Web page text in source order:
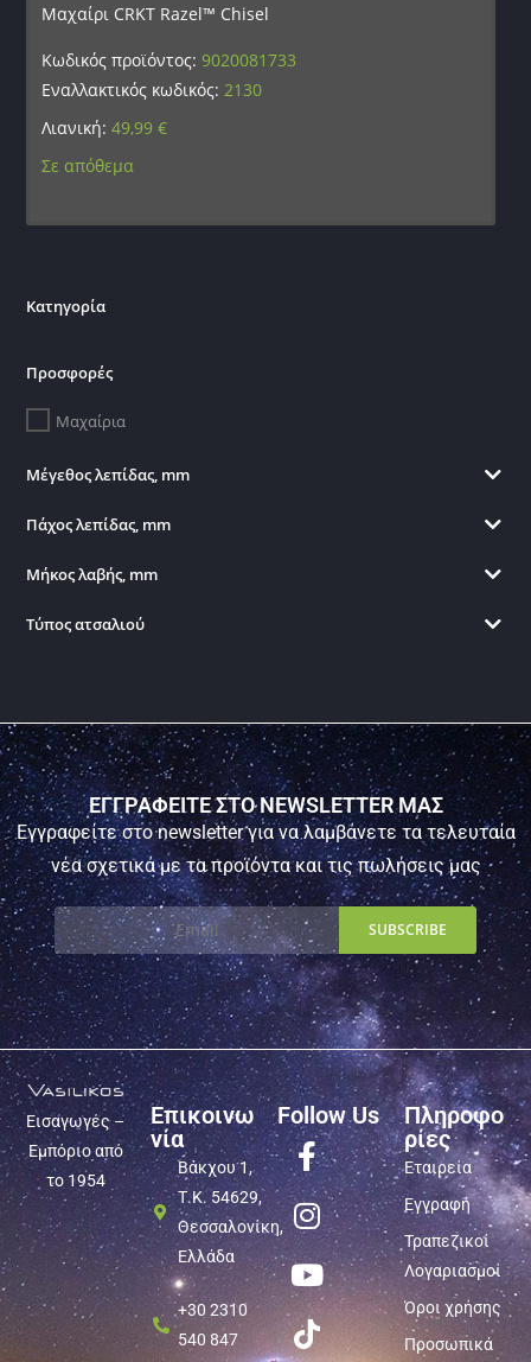
Μαχαίρι CRKT Razel™ Chisel
Κωδικός προϊόντος:9020081733
Εναλλακτικός κωδικός: 2130
Λιανική:49,99€
Σε απόθεμα
Κατηγορία
Προσφορές
Μαχαίρια
Μέγεθος λεπίδας, mm
Πάχος λεπίδας, mm
Μήκος λαβής, mm
Τύπος ατσαλιού
ΕΓΓΡΑΦΕΙΤΕ ΣΤΟ NEWSLETTER ΜΑΣ
Εγγραφείτε στο newsletter για να λαμβάνετε τα τελευταία
νέα σχετικά με τα προϊόντα και τις πωλήσεις μας
Εισαγωγές –
Εμπόριο από
το 1954
Επικοινω
νία
Βάκχου 1,
Τ.Κ. 54629,
Θεσσαλονίκη,
Ελλάδα
+30 2310
540 847
Follow Us
Πληροφο
ρίες
Εταιρεία
Εγγραφή
Τραπεζικοί
Λογαριασμοί
Όροι χρήσης
Προσωπικά